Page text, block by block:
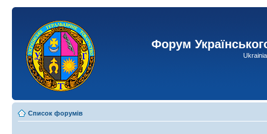
Форум
Список форумів